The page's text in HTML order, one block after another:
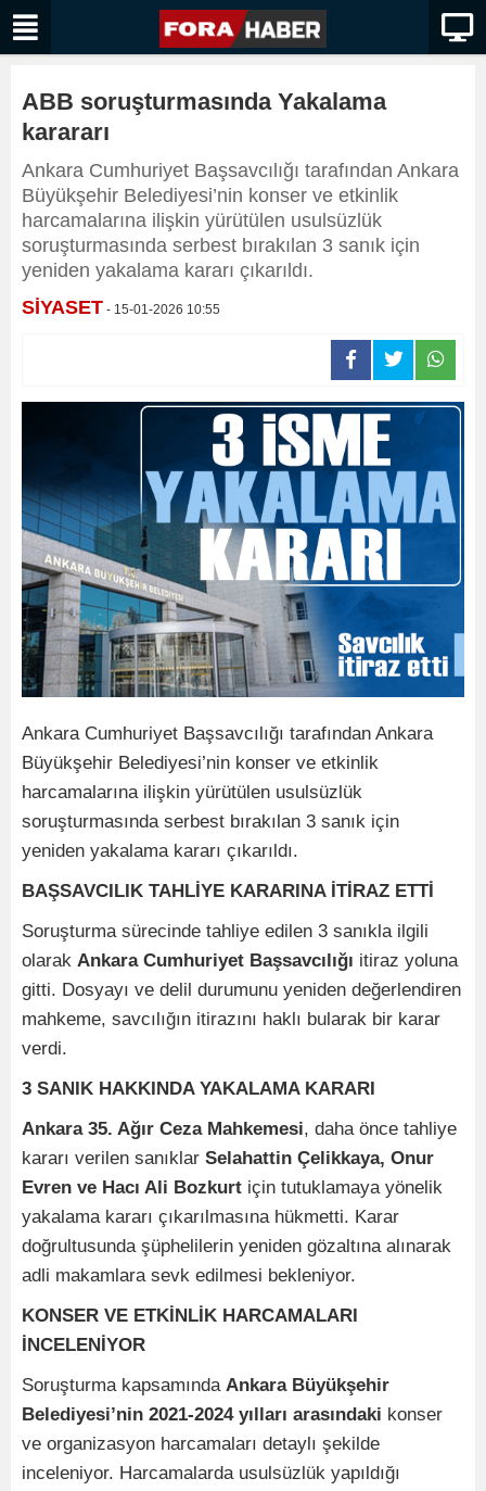
ABB soruşturmasında Yakalama
karararı
Ankara Cumhuriyet Başsavcılığı tarafından Ankara
Büyükşehir Belediyesi’nin konser ve etkinlik
harcamalarına ilişkin yürütülen usulsüzlük
soruşturmasında serbest bırakılan 3 sanık için
yeniden yakalama kararı çıkarıldı.
SİYASET - 15-01-2026 10:55
Ankara Cumhuriyet Başsavcılığı tarafından Ankara
Büyükşehir Belediyesi’nin konser ve etkinlik
harcamalarına ilişkin yürütülen usulsüzlük
soruşturmasında serbest bırakılan 3 sanık için
yeniden yakalama kararı çıkarıldı.
BAŞSAVCILIK TAHLİYE KARARINA İTİRAZ ETTİ
Soruşturma sürecinde tahliye edilen 3 sanıkla ilgili
olarak Ankara Cumhuriyet Başsavcılığı itiraz yoluna
gitti. Dosyayı ve delil durumunu yeniden değerlendiren
mahkeme, savcılığın itirazını haklı bularak bir karar
verdi.
3 SANIK HAKKINDA YAKALAMA KARARI
Ankara 35. Ağır Ceza Mahkemesi, daha önce tahliye
kararı verilen sanıklar Selahattin Çelikkaya, Onur
Evren ve Hacı Ali Bozkurt için tutuklamaya yönelik
yakalama kararı çıkarılmasına hükmetti. Karar
doğrultusunda şüphelilerin yeniden gözaltına alınarak
adli makamlara sevk edilmesi bekleniyor.
KONSER VE ETKİNLİK HARCAMALARI
İNCELENİYOR
Soruşturma kapsamındaAnkara Büyükşehir
Belediyesi’nin 2021-2024 yılları arasındaki konser
ve organizasyon harcamaları detaylı şekilde
inceleniyor. Harcamalarda usulsüzlük yapıldığı